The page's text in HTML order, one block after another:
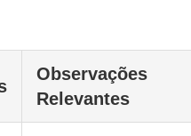
Observações
Relevantes